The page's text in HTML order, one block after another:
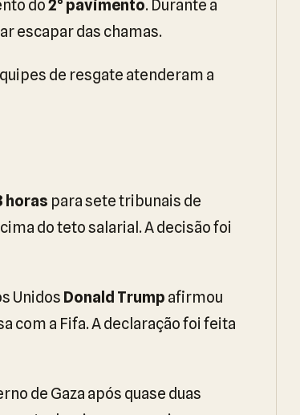
do2° pavimento. Durante a
escapar das chamas.
de resgate atenderam a
horas para sete tribunais de
do teto salarial. A decisão foi
Unidos Donald Trump afirmou
com a Fifa. A declaração foi feita
de Gaza após quase duas